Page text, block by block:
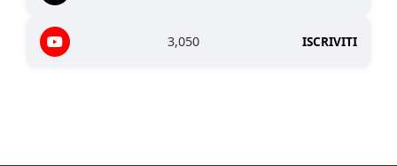
3,050 ISCRIVITI